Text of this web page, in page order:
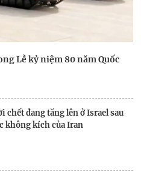
Lễ kỷ niệm 80 năm Quốc
chết đang tăng lên ở Israel sau
không kích của Iran